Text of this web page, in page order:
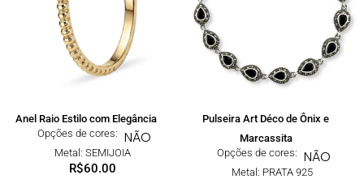
Anel Raio Estilo com Elegância
Opções de cores: NÃO
Metal: SEMIJOIA
R$60.00
Pulseira Art Déco de Ônix e
Marcassita
Opções de cores: NÃO
Metal: PRATA 925